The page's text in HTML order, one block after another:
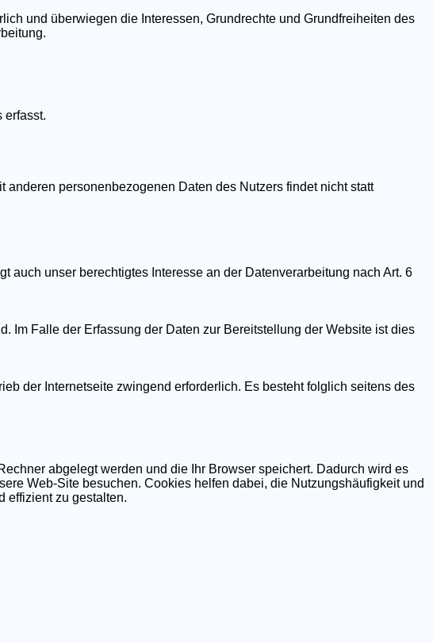
und überwiegen die Interessen, Grundrechte und Grundfreiheiten des
erfasst.
personenbezogenen Daten des Nutzers findet nicht statt
unser berechtigtes Interesse an der Datenverarbeitung nach Art. 6
Im Falle der Erfassung der Daten zur Bereitstellung der Website ist dies
der Internetseite zwingend erforderlich. Es besteht folglich seitens des
abgelegt werden und die Ihr Browser speichert. Dadurch wird es
Web-Site besuchen. Cookies helfen dabei, die Nutzungshäufigkeit und
effizient zu gestalten.